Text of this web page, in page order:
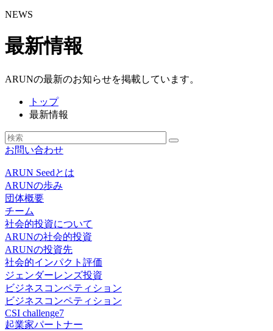
NEWS
最新情報
ARUNの最新のお知らせを掲載しています。
トップ
最新情報
お問い合わせ
ARUN Seedとは
ARUNの歩み
団体概要
チーム
社会的投資について
ARUNの社会的投資
ARUNの投資先
社会的インパクト評価
ジェンダーレンズ投資
ビジネスコンペティション
ビジネスコンペティション
CSI challenge7
起業家パートナー